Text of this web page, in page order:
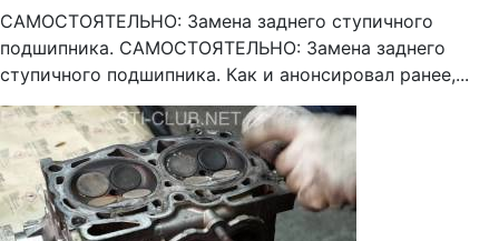
САМОСТОЯТЕЛЬНО: Замена заднего ступичного
подшипника. САМОСТОЯТЕЛЬНО: Замена заднего
ступичного подшипника. Как и анонсировал ранее,...